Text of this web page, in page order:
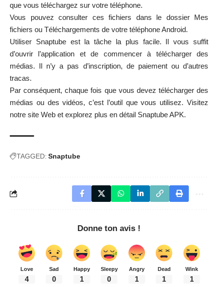
que vous téléchargez sur votre téléphone.
Vous pouvez consulter ces fichiers dans le dossier Mes
fichiers ou Téléchargements de votre téléphone Android.
Utiliser Snaptube est la tâche la plus facile. Il vous suffit
d’ouvrir l’application et de commencer à télécharger des
médias. Il n’y a pas d’inscription, de paiement ou d’autres
tracas.
Par conséquent, chaque fois que vous devez télécharger des
médias ou des vidéos, c’est l’outil que vous utilisez. Visitez
notre site Web et explorez plus en détail Snaptube APK.
TAGGED: Snaptube
Donne ton avis !
Love
4
Sad
0
Happy
1
Sleepy
0
Angry
1
Dead
1
Wink
1